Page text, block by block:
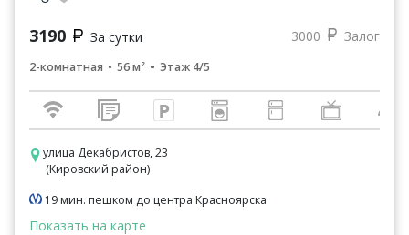
3190 За сутки 3000 Залог
2-комнатная 56 м² Этаж 4/5
улица Декабристов, 23
(Кировский район)
19 мин. пешком до центра Красноярска
Показать на карте